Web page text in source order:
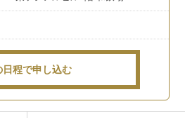
日程で申し込む